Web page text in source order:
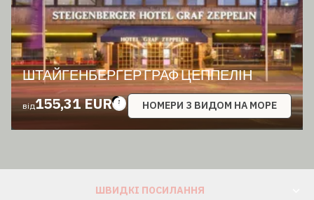
ШТАЙГЕНБЕРГЕР ГРАФ ЦЕППЕЛІН
від155,31 EUR НОМЕРИ З ВИДОМ НА МОРЕ
ШВИДКІ ПОСИЛАННЯ